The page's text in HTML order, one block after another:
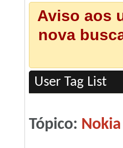
Aviso aos
nova
User Tag List
Tópico: